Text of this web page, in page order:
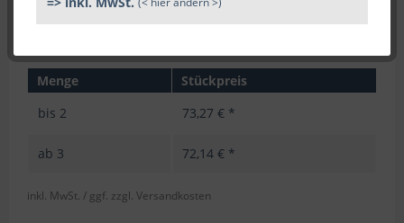
Menge
Stückpreis
bis 2 73,27 € *
ab 3 72,14 € *
inkl. MwSt. / ggf. zzgl. Versandkosten